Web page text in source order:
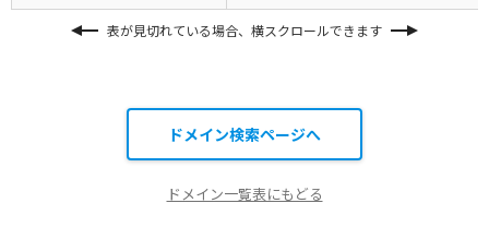
表が見切れている場合、横スクロールできます
ドメイン検索ページへ
ドメイン一覧表にもどる